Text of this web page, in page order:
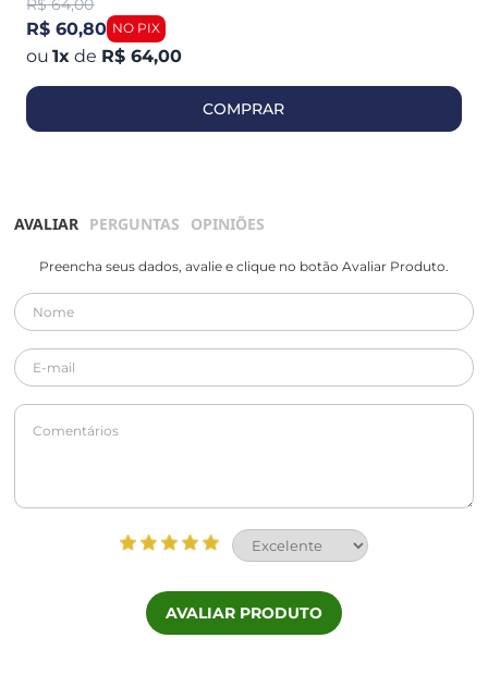
R$ 64,00
R$ 60,80
1x de R$ 64,00
COMPRAR
AVALIAR PERGUNTAS OPINIÕES
Preencha seus dados, avalie e clique no botão Avaliar Produto.
AVALIAR PRODUTO